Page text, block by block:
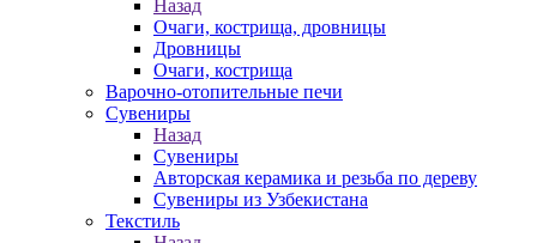
Назад
Очаги, кострища, дровницы
Дровницы
Очаги, кострища
Варочно-отопительные печи
Сувениры
Назад
Сувениры
Авторская керамика и резьба по дереву
Сувениры из Узбекистана
Текстиль